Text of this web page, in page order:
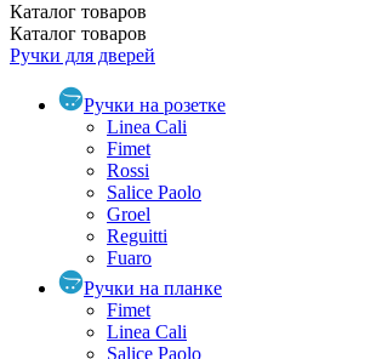
Каталог товаров
Каталог товаров
Ручки для дверей
Ручки на розетке
Linea Cali
Fimet
Rossi
Salice Paolo
Groel
Reguitti
Fuaro
Ручки на планке
Fimet
Linea Cali
Salice Paolo